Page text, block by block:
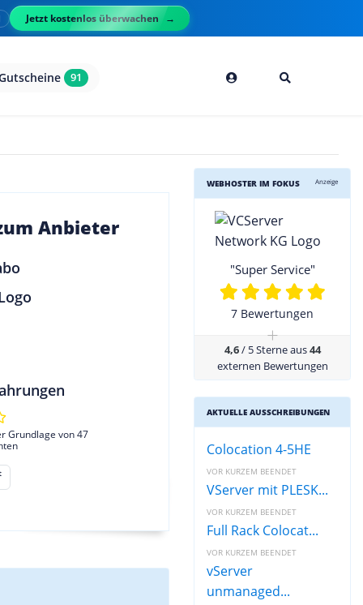
Jetzt kostenlos überwachen
91
Anbieter
Grundlage von 47
WEBHOSTER IM FOKUS Anzeige
"Super Service"
7 Bewertungen
+
4,6/ 5 Sterne aus44
externen Bewertungen
AKTUELLE AUSSCHREIBUNGEN
Colocation 4-5HE
VOR KURZEM BEENDET
VServer mit PLESK...
VOR KURZEM BEENDET
Full Rack Colocat...
VOR KURZEM BEENDET
vServer
unmanaged...